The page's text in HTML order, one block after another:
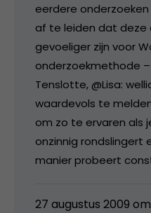
eerdere
af te leiden dat deze
gevoeliger zijn voor
onderzoekmethode
Tenslotte, @Lisa:
waardevols te
om zo te ervaren als
onzinnig rondslingert
manier probeert
27 augustus 2009